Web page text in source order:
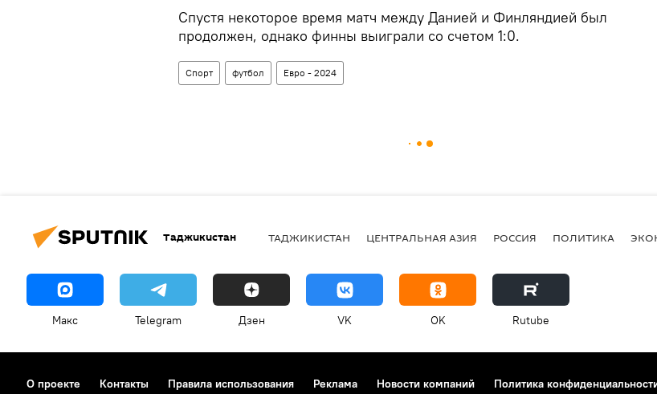
Спустя некоторое время матч между Данией и Финляндией был
продолжен, однако финны выиграли со счетом 1:0.
Спорт футбол Евро - 2024
Таджикистан ТАДЖИКИСТАН ЦЕНТРАЛЬНАЯ АЗИЯ РОССИЯ ПОЛИТИКА
Макс Telegram Дзен VK OK Rutube
О проекте Контакты Правила использования Реклама Новости компаний Политика